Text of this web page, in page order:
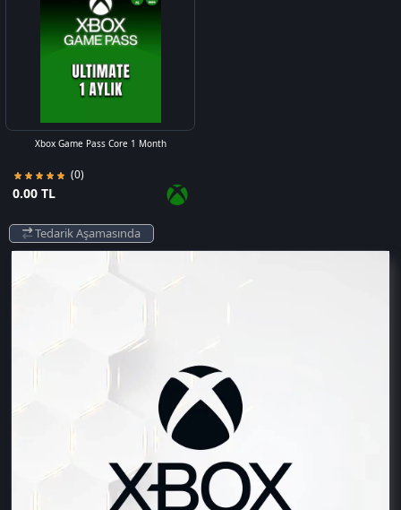
Xbox Game Pass Core 1 Month
(0)
0.00 TL
Tedarik Aşamasında